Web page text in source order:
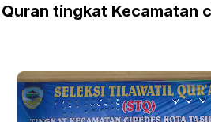
tingkat Kecamatan